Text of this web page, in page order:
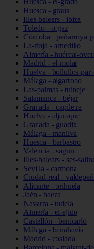
Huesca - el-grado
Huesca - graus
Illes-balears - ibiza
Toledo - orgaz
Córdoba - peñarroya-
La-rioja - arnedillo
Almería - huércal-
Madrid - el-molar
Huelva - bollullos-
Málaga - algarrobo
Las-palmas - tuineje
Salamanca - béjar
Granada - capileira
Huelva - aljaraque
Granada - guadix
Málaga - manilva
Huesca - barbastro
Valencia - sagunt
Illes-balears - ses-
Sevilla - carmona
Ciudad-real -
Alicante - orihuela
Jaén - baeza
Navarra - tudela
Almería - el-ejido
Castellón - benicarló
Málaga - benahavís
Madrid - coslada
Barcelona - malgrat-